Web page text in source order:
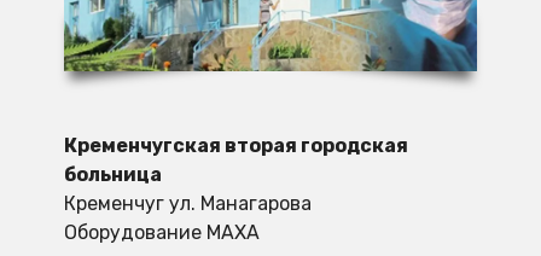
Кременчугская вторая городская
больница
Кременчуг ул. Манагарова
Оборудование MAXA